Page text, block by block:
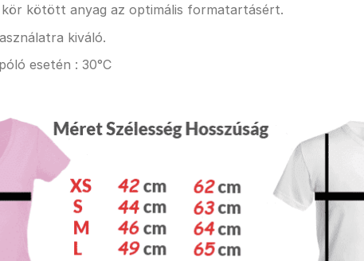
kötött anyag az optimális formatartásért.
kiváló.
esetén : 30°C